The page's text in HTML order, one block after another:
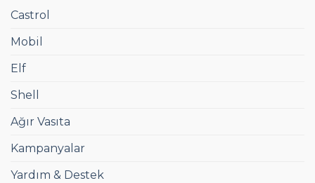
Castrol
Mobil
Elf
Shell
Ağır Vasıta
Kampanyalar
Yardım & Destek